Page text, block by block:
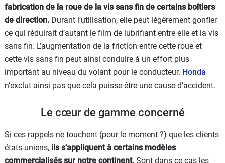
fabrication de la roue de la vis sans fin de certains boîtiers
de direction. Durant l’utilisation, elle peut légèrement gonfler
ce qui réduirait d’autant le film de lubrifiant entre elle et la vis
sans fin. L’augmentation de la friction entre cette roue et
cette vis sans fin peut ainsi conduire à un effort plus
important au niveau du volant pour le conducteur. Honda
n’exclut ainsi pas que cela puisse être une cause d’accident.
Le cœur de gamme concerné
Si ces rappels ne touchent (pour le moment ?) que les clients
états-uniens, ils s’appliquent à certains modèles
commercialisés sur notre continent. Sont dans ce cas les